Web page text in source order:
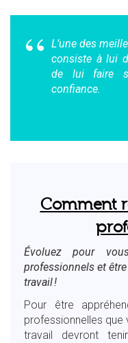
L’une des
consiste à lui
de lui faire
confiance.
Comment
Évoluez pour
professionnels et
travail !
Pour être
professionnelles que
travail devront